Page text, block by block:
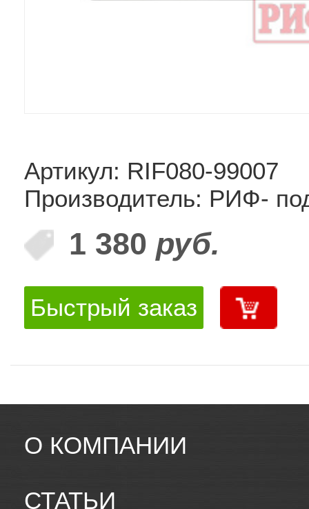
Артикул: RIF080-99007
Производитель: РИФ-
1 380 руб.
Быстрый заказ
О КОМПАНИИ
СТАТЬИ